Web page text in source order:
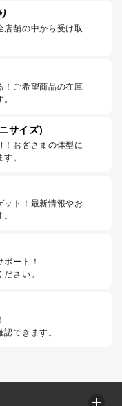
店舗の中から受け取
！ご希望商品の在庫
サイズ)
！お客さまの体型に
。
ット！最新情報やお
ート！
さい。
できます。